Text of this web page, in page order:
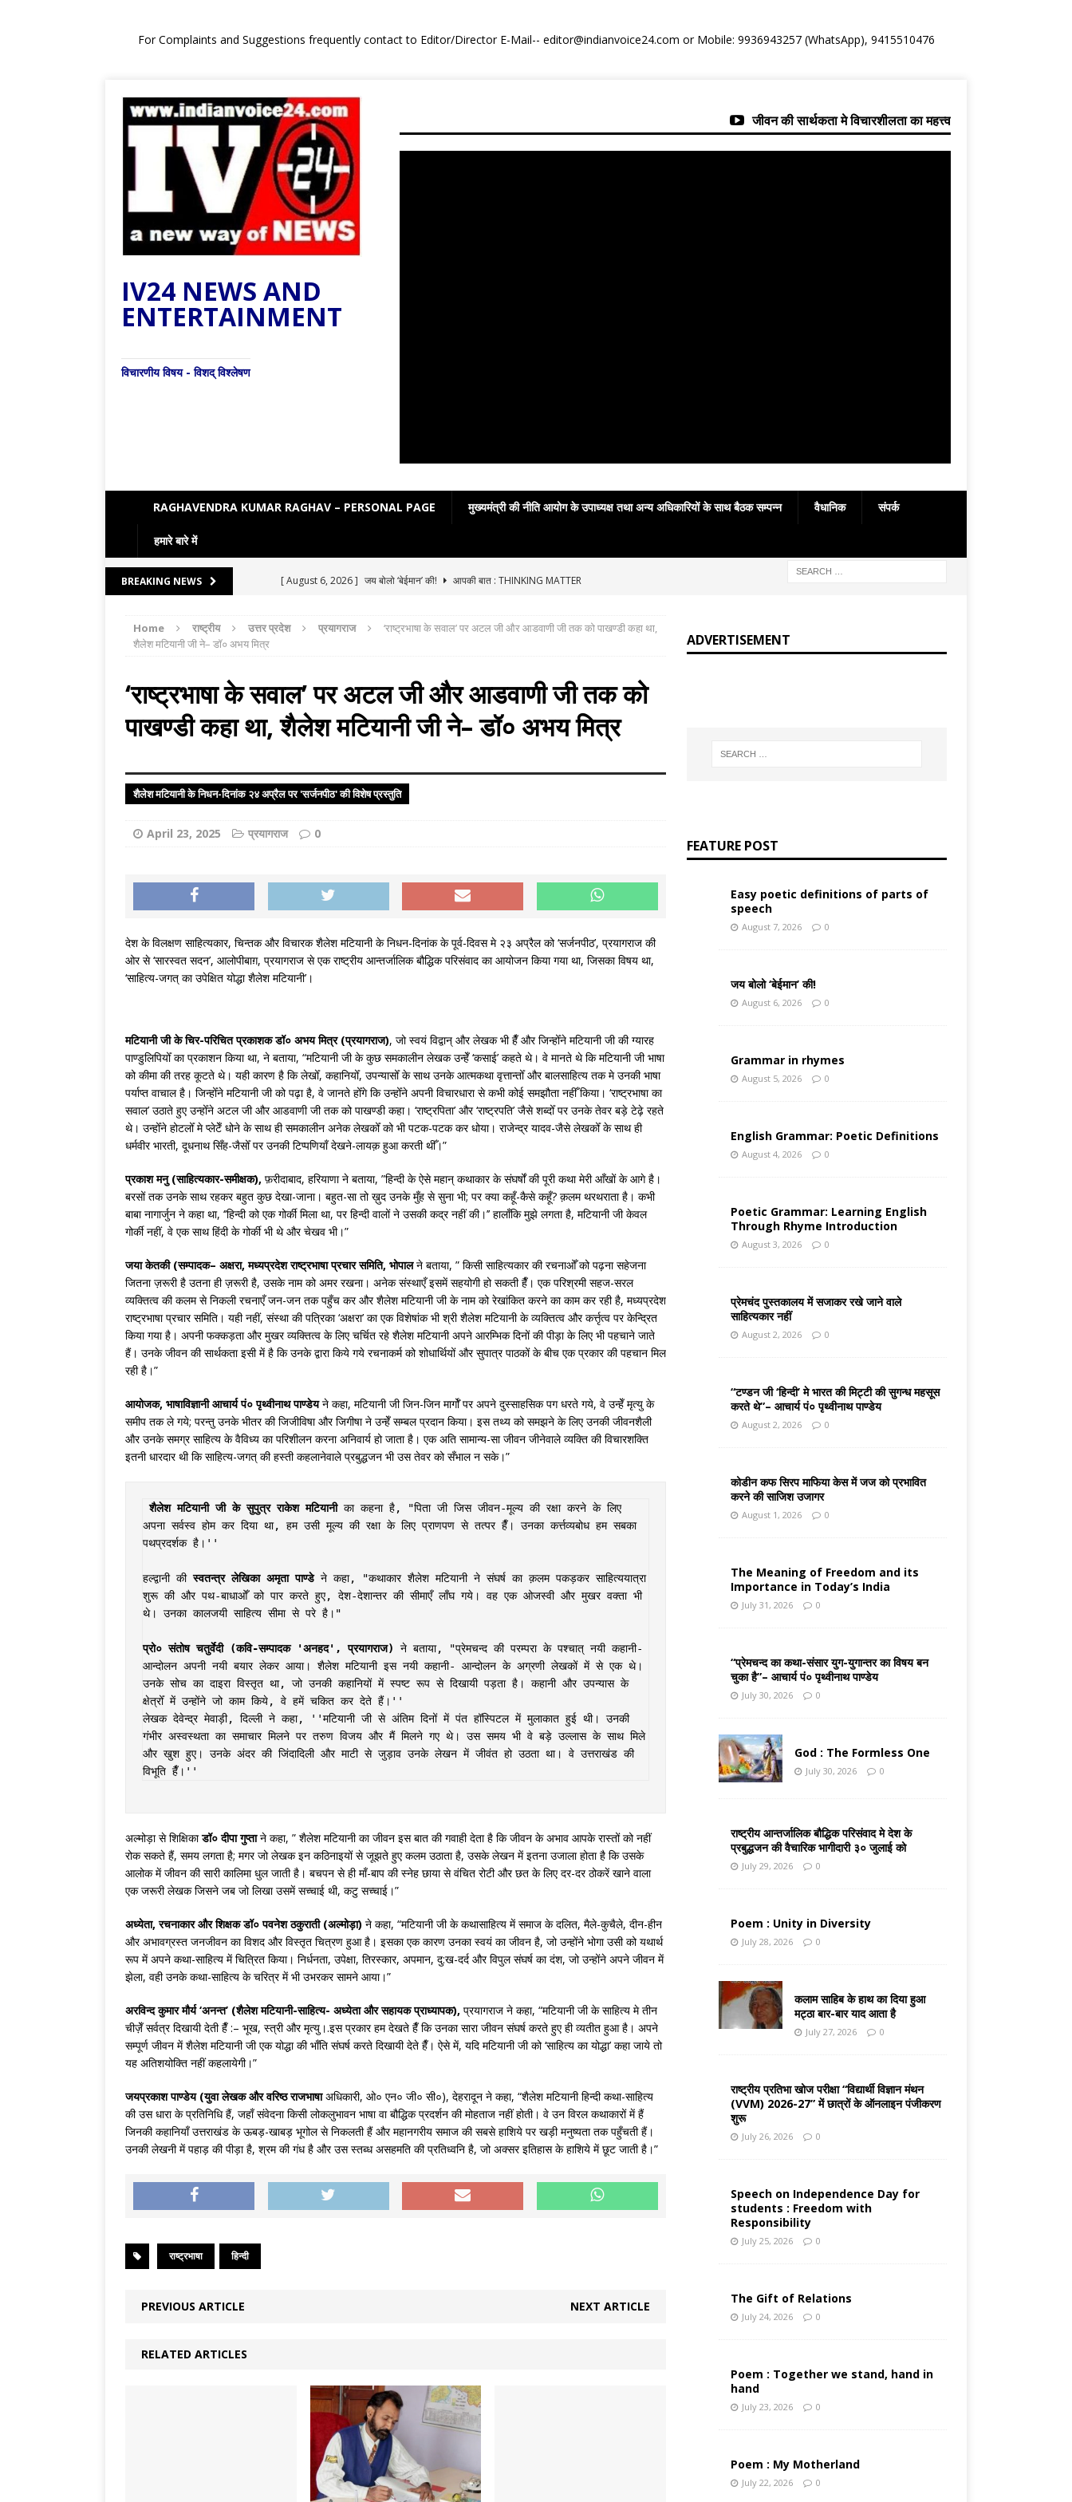
For Complaints and Suggestions frequently contact to Editor/Director E-Mail-- editor@indianvoice24.com or Mobile: 9936943257 (WhatsApp), 9415510476
IV24 NEWS AND
ENTERTAINMENT
विचारणीय विषय - विशद् विश्लेषण
जीवन की सार्थकता मे विचारशीलता का महत्त्व
RAGHAVENDRA KUMAR RAGHAV – PERSONAL PAGE मुख्यमंत्री की नीति आयोग के उपाध्यक्ष तथा अन्य अधिकारियों के साथ बैठक सम्पन्न वैधानिक संपर्क
हमारे बारे में
BREAKING NEWS [ August 6, 2026 ] जय बोलो ‘बेईमान’ की!
आपकी बात : THINKING MATTER
[ August 4, 2026 ]
English Grammar: Poetic Definitions
ENGLISH LITERATURE
ENGLISH LITERATURE
[ August 7, 2026 ] Easy poetic definitions of parts of speech
ENGLISH
Home राष्ट्रीय उत्तर प्रदेश प्रयागराज
‘राष्ट्रभाषा के सवाल’ पर अटल जी और आडवाणी जी तक को पाखण्डी कहा था,
शैलेश मटियानी जी ने– डॉ० अभय मित्र
‘राष्ट्रभाषा के सवाल’ पर अटल जी और आडवाणी जी तक को
पाखण्डी कहा था, शैलेश मटियानी जी ने– डॉ० अभय मित्र
शैलेश मटियानी के निधन-दिनांक २४ अप्रैल पर 'सर्जनपीठ' की विशेष प्रस्तुति
April 23, 2025 प्रयागराज 0
देश के विलक्षण साहित्यकार, चिन्तक और विचारक शैलेश मटियानी के निधन-दिनांक के पूर्व-दिवस मे २३ अप्रैल को ‘सर्जनपीठ’, प्रयागराज की
ओर से ‘सारस्वत सदन’, आलोपीबाग़, प्रयागराज से एक राष्ट्रीय आन्तर्जालिक बौद्धिक परिसंवाद का आयोजन किया गया था, जिसका विषय था,
‘साहित्य-जगत् का उपेक्षित योद्धा शैलेश मटियानी’।
मटियानी जी के चिर-परिचित प्रकाशक डॉ० अभय मित्र (प्रयागराज), जो स्वयं विद्वान् और लेखक भी हैँ और जिन्होँने मटियानी जी की ग्यारह
पाण्डुलिपियोँ का प्रकाशन किया था, ने बताया, “मटियानी जी के कुछ समकालीन लेखक उन्हेँ ‘कसाई’ कहते थे। वे मानते थे कि मटियानी जी भाषा
को कीमा की तरह कूटते थे। यही कारण है कि लेखोँ, कहानियोँ, उपन्यासोँ के साथ उनके आत्मकथा वृत्तान्तोँ और बालसाहित्य तक मे उनकी भाषा
पर्याप्त वाचाल है। जिन्होँने मटियानी जी को पढ़ा है, वे जानते होँगे कि उन्होँने अपनी विचारधारा से कभी कोई समझौता नहीँ किया। ‘राष्ट्रभाषा का
सवाल’ उठाते हुए उन्होँने अटल जी और आडवाणी जी तक को पाखण्डी कहा। ‘राष्ट्रपिता’ और ‘राष्ट्रपति’ जैसे शब्दोँ पर उनके तेवर बड़े टेढ़े रहते
थे। उन्होँने होटलोँ मे प्लेटेँ धोने के साथ ही समकालीन अनेक लेखकोँ को भी पटक-पटक कर धोया। राजेन्द्र यादव-जैसे लेखकोँ के साथ ही
धर्मवीर भारती, दूधनाथ सिँह-जैसोँ पर उनकी टिप्पणियाँ देखने-लायक़ हुआ करती थीँ।”
प्रकाश मनु (साहित्यकार-समीक्षक), फ़रीदाबाद, हरियाणा ने बताया, ”हिन्दी के ऐसे महान् कथाकार के संघर्षों की पूरी कथा मेरी आँखों के आगे है।
बरसों तक उनके साथ रहकर बहुत कुछ देखा-जाना। बहुत-सा तो ख़ुद उनके मुँह से सुना भी; पर क्या कहूँ-कैसे कहूँ? क़लम थरथराता है। कभी
बाबा नागार्जुन ने कहा था, ‘’हिन्दी को एक गोर्की मिला था, पर हिन्दी वालों ने उसकी कद्र नहीं की।’’ हालाँकि मुझे लगता है, मटियानी जी केवल
गोर्की नहीं, वे एक साथ हिंदी के गोर्की भी थे और चेखव भी।”
जया केतकी (सम्पादक– अक्षरा, मध्यप्रदेश राष्ट्रभाषा प्रचार समिति, भोपालने बताया, ” किसी साहित्यकार की रचनाओँ को पढ़ना सहेजना
जितना ज़रूरी है उतना ही ज़रूरी है, उसके नाम को अमर रखना। अनेक संस्थाएँ इसमें सहयोगी हो सकती हैँ। एक परिश्रमी सहज-सरल
व्यक्तित्व की कलम से निकली रचनाएँ जन-जन तक पहुँच कर और शैलेश मटियानी जी के नाम को रेखांकित करने का काम कर रही है, मध्यप्रदेश
राष्ट्रभाषा प्रचार समिति। यही नहीं, संस्था की पत्रिका ‘अक्षरा’ का एक विशेषांक भी श्री शैलेश मटियानी के व्यक्तित्व और कर्त्तृत्व पर केन्द्रित
किया गया है। अपनी फक्कड़ता और मुखर व्यक्तित्व के लिए चर्चित रहे शैलेश मटियानी अपने आरम्भिक दिनों की पीड़ा के लिए भी पहचाने जाते
हैं। उनके जीवन की सार्थकता इसी में है कि उनके द्वारा किये गये रचनाकर्म को शोधार्थियों और सुपात्र पाठकों के बीच एक प्रकार की पहचान मिल
रही है।”
आयोजक, भाषाविज्ञानी आचार्य पं० पृथ्वीनाथ पाण्डेयने कहा, मटियानी जी जिन-जिन मार्गोँ पर अपने दुस्साहसिक पग धरते गये, वे उन्हेँ मृत्यु के
समीप तक ले गये; परन्तु उनके भीतर की जिजीविषा और जिगीषा ने उन्हेँ सम्बल प्रदान किया। इस तथ्य को समझने के लिए उनकी जीवनशैली
और उनके समग्र साहित्य के वैविध्य का परिशीलन करना अनिवार्य हो जाता है। एक अति सामान्य-सा जीवन जीनेवाले व्यक्ति की विचारशक्ति
इतनी धारदार थी कि साहित्य-जगत् की हस्ती कहलानेवाले प्रबुद्धजन भी उस तेवर को सँभाल न सके।”
शैलेश मटियानी जी के सुपुत्र राकेश मटियानी का कहना है, "पिता जी जिस जीवन-मूल्य की रक्षा करने के लिए
अपना सर्वस्व होम कर दिया था, हम उसी मूल्य की रक्षा के लिए प्राणपण से तत्पर हैँ। उनका कर्त्तव्यबोध हम सबका
पथप्रदर्शक है।''
हल्द्वानी की स्वतन्त्र लेखिका अमृता पाण्डे ने कहा, "कथाकार शैलेश मटियानी ने संघर्ष का क़लम पकड़कर साहित्ययात्रा
शुरू की और पथ-बाधाओँ को पार करते हुए, देश-देशान्तर की सीमाएँ लाँघ गये। वह एक ओजस्वी और मुखर वक्ता भी
थे। उनका कालजयी साहित्य सीमा से परे है।"
प्रो० संतोष चतुर्वेदी (कवि-सम्पादक 'अनहद', प्रयागराज)
ने बताया, "प्रेमचन्द की परम्परा के पश्चात् नयी कहानी-
आन्दोलन अपनी नयी बयार लेकर आया। शैलेश मटियानी इस नयी कहानी- आन्दोलन के अग्रणी लेखकों में से एक थे।
उनके सोच का दाइरा विस्तृत था, जो उनकी कहानियों में स्पष्ट रूप से दिखायी पड़ता है। कहानी और उपन्यास के
क्षेत्रोँ में उन्होंने जो काम किये, वे हमें चकित कर देते हैं।''
लेखक देवेन्द्र मेवाड़ी, दिल्ली ने कहा, ''मटियानी जी से अंतिम दिनों में पंत हॉस्पिटल में मुलाकात हुई थी। उनकी
गंभीर अस्वस्थता का समाचार मिलने पर तरुण विजय और मैं मिलने गए थे। उस समय भी वे बड़े उल्लास के साथ मिले
और खुश हुए। उनके अंदर की जिंदादिली और माटी से जुड़ाव उनके लेखन में जीवंत हो उठता था। वे उत्तराखंड की
विभूति हैँ।''
अल्मोड़ा से शिक्षिकाडॉ० दीपा गुप्ताने कहा, ” शैलेश मटियानी का जीवन इस बात की गवाही देता है कि जीवन के अभाव आपके रास्तों को नहीं
रोक सकते हैं, समय लगता है; मगर जो लेखक इन कठिनाइयों से जूझते हुए कलम उठाता है, उसके लेखन में इतना उजाला होता है कि उसके
आलोक में जीवन की सारी कालिमा धुल जाती है। बचपन से ही माँ-बाप की स्नेह छाया से वंचित रोटी और छत के लिए दर-दर ठोकरें खाने वाला
एक जरूरी लेखक जिसने जब जो लिखा उसमें सच्चाई थी, कटु सच्चाई।”
अध्येता, रचनाकार और शिक्षक डॉ० पवनेश ठकुराती (अल्मोड़ा) ने कहा, “मटियानी जी के कथासाहित्य में समाज के दलित, मैले-कुचैले, दीन-हीन
और अभावग्रस्त जनजीवन का विशद और विस्तृत चित्रण हुआ है। इसका एक कारण उनका स्वयं का जीवन है, जो उन्होंने भोगा उसी को यथार्थ
रूप में अपने कथा-साहित्य में चित्रित किया। निर्धनता, उपेक्षा, तिरस्कार, अपमान, दु:ख-दर्द और विपुल संघर्ष का दंश, जो उन्होंने अपने जीवन में
झेला, वही उनके कथा-साहित्य के चरित्र में भी उभरकर सामने आया।”
अरविन्द कुमार मौर्य ‘अनन्त’ (शैलेश मटियानी-साहित्य- अध्येता और सहायक प्राध्यापक), प्रयागराज ने कहा, “मटियानी जी के साहित्य मे तीन
चीज़ेँ सर्वत्र दिखायी देती हैँ :– भूख, स्त्री और मृत्यु।.इस प्रकार हम देखते हैँ कि उनका सारा जीवन संघर्ष करते हुए ही व्यतीत हुआ है। अपने
सम्पूर्ण जीवन में शैलेश मटियानी जी एक योद्धा की भाँति संघर्ष करते दिखायी देते हैँ। ऐसे में, यदि मटियानी जी को ‘साहित्य का योद्धा’ कहा जाये तो
यह अतिशयोक्ति नहीं कहलायेगी।”
जयप्रकाश पाण्डेय (युवा लेखक और वरिष्ठ राजभाषाअधिकारी, ओ० एन० जी० सी०), देहरादून ने कहा, “शैलेश मटियानी हिन्दी कथा-साहित्य
की उस धारा के प्रतिनिधि हैं, जहाँ संवेदना किसी लोकलुभावन भाषा वा बौद्धिक प्रदर्शन की मोहताज नहीं होती। वे उन विरल कथाकारों में हैं
जिनकी कहानियाँ उत्तराखंड के ऊबड़-खाबड़ भूगोल से निकलती हैं और महानगरीय समाज की सबसे हाशिये पर खड़ी मनुष्यता तक पहुँचती हैं।
उनकी लेखनी में पहाड़ की पीड़ा है, श्रम की गंध है और उस स्तब्ध असहमति की प्रतिध्वनि है, जो अक्सर इतिहास के हाशिये में छूट जाती है।”
राष्ट्रभाषा हिन्दी
PREVIOUS ARTICLE NEXT ARTICLE
RELATED ARTICLES
ADVERTISEMENT
FEATURE POST
Easy poetic definitions of parts of
speech
August 7, 2026 0
जय बोलो ‘बेईमान’ की!
August 6, 2026 0
Grammar in rhymes
August 5, 2026 0
English Grammar: Poetic Definitions
August 4, 2026 0
Poetic Grammar: Learning English
Through Rhyme Introduction
August 3, 2026 0
प्रेमचंद पुस्तकालय में सजाकर रखे जाने वाले
साहित्यकार नहीं
August 2, 2026 0
“टण्डन जी ‘हिन्दी’ मे भारत की मिट्टी की सुगन्ध महसूस
करते थे”– आचार्य पं० पृथ्वीनाथ पाण्डेय
August 2, 2026 0
कोडीन कफ सिरप माफिया केस में जज को प्रभावित
करने की साजिश उजागर
August 1, 2026 0
The Meaning of Freedom and its
Importance in Today’s India
July 31, 2026 0
“प्रेमचन्द का कथा-संसार युग-युगान्तर का विषय बन
चुका है”– आचार्य पं० पृथ्वीनाथ पाण्डेय
July 30, 2026 0
God : The Formless One
July 30, 2026 0
राष्ट्रीय आन्तर्जालिक बौद्धिक परिसंवाद मे देश के
प्रबुद्धजन की वैचारिक भागीदारी ३० जुलाई को
July 29, 2026 0
Poem : Unity in Diversity
July 28, 2026 0
कलाम साहिब के हाथ का दिया हुआ
मट्ठा बार-बार याद आता है
July 27, 2026 0
राष्ट्रीय प्रतिभा खोज परीक्षा “विद्यार्थी विज्ञान मंथन
(VVM) 2026-27” में छात्रों के ऑनलाइन पंजीकरण
शुरू
July 26, 2026 0
Speech on Independence Day for
students : Freedom with
Responsibility
July 25, 2026 0
The Gift of Relations
July 24, 2026 0
Poem : Together we stand, hand in
hand
July 23, 2026 0
Poem : My Motherland
July 22, 2026 0